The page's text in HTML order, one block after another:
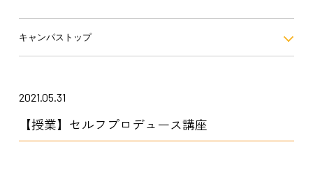
キャンパストップ
2021.05.31
【授業】セルフプロデュース講座